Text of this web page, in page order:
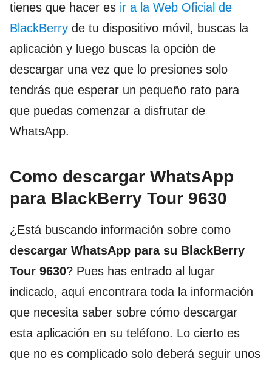
tienes que hacer es ir a la Web Oficial de
BlackBerry de tu dispositivo móvil, buscas la
aplicación y luego buscas la opción de
descargar una vez que lo presiones solo
tendrás que esperar un pequeño rato para
que puedas comenzar a disfrutar de
WhatsApp.
Como descargar WhatsApp
para BlackBerry Tour 9630
¿Está buscando información sobre como
descargar WhatsApp para su BlackBerry
Tour 9630? Pues has entrado al lugar
indicado, aquí encontrara toda la información
que necesita saber sobre cómo descargar
esta aplicación en su teléfono. Lo cierto es
que no es complicado solo deberá seguir unos